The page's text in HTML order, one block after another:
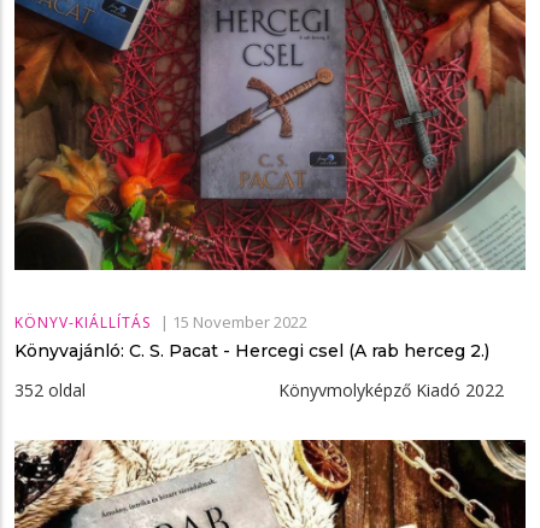
KÖNYV-KIÁLLÍTÁS | 15 November 2022
Könyvajánló: C. S. Pacat - Hercegi ​csel (A rab herceg 2.)
352 oldal Könyvmolyképző Kiadó 2022